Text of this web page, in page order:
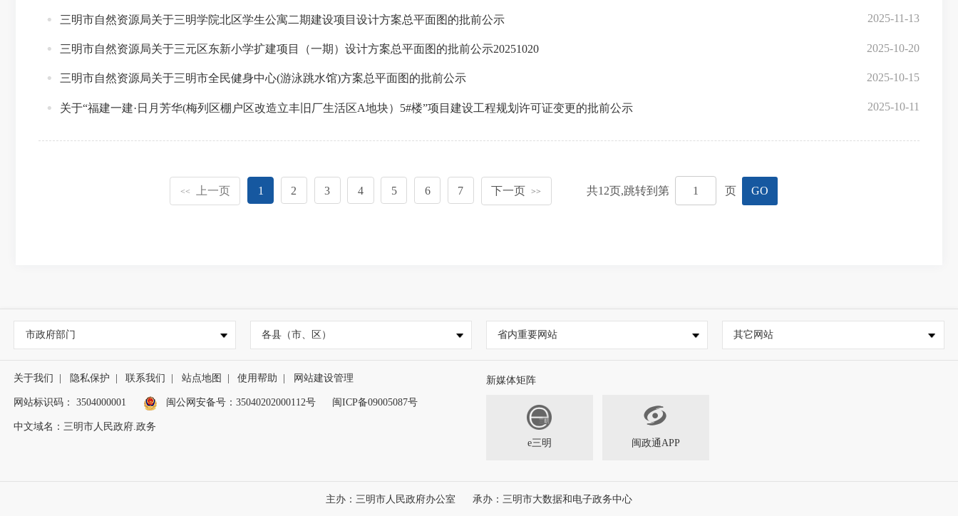
2025-11-13
三明市自然资源局关于三明学院北区学生公寓二期建设项目设计方案总平面图的批前公示
2025-10-20
三明市自然资源局关于三元区东新小学扩建项目（一期）设计方案总平面图的批前公示20251020
2025-10-15
三明市自然资源局关于三明市全民健身中心(游泳跳水馆)方案总平面图的批前公示
2025-10-11
关于“福建一建·日月芳华(梅列区棚户区改造立丰旧厂生活区A地块）5#楼”项目建设工程规划许可证变更的批前公示
<< 上一页 1 2 3 4 5 6 7 下一页 >> 共12页,跳转到第 页 GO
市政府部门 各县（市、区） 省内重要网站 其它网站
关于我们 隐私保护 联系我们 站点地图 使用帮助 网站建设管理
网站标识码： 3504000001 闽公网安备号： 35040202000112号 闽ICP备09005087号
中文域名：三明市人民政府.政务
新媒体矩阵
e三明 闽政通APP
主办：三明市人民政府办公室 承办：三明市大数据和电子政务中心